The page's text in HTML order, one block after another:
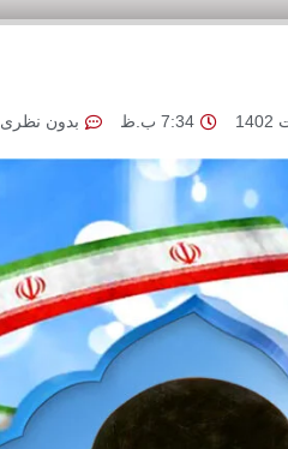
7:34 ب.ظ بدون نظری